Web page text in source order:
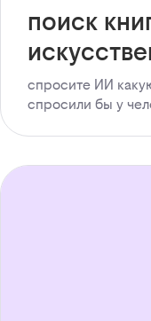
поиск
спросите ИИ
спросили бы у